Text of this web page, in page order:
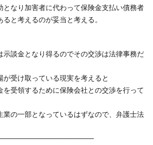
となり加害者に代わって保険金支払い債務者
と考えるのが妥当と考える。
示談金となり得るのでその交渉は法律事務だ
が受け取っている現実を考えると
を受領するために保険会社との交渉を行って
業の一部となっているはずなので、弁護士法